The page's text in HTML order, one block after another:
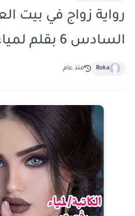
رواية زواج في بيت
السادس 6 بقلم لمياء رفعت
Roka منذ عام